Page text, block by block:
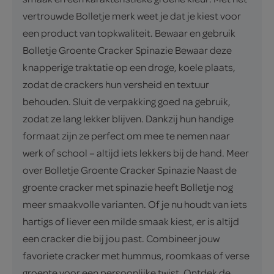
vertrouwde Bolletje merk weet je dat je kiest voor
een product van topkwaliteit. Bewaar en gebruik
Bolletje Groente Cracker Spinazie Bewaar deze
knapperige traktatie op een droge, koele plaats,
zodat de crackers hun versheid en textuur
behouden. Sluit de verpakking goed na gebruik,
zodat ze lang lekker blijven. Dankzij hun handige
formaat zijn ze perfect om mee te nemen naar
werk of school – altijd iets lekkers bij de hand. Meer
over Bolletje Groente Cracker Spinazie Naast de
groente cracker met spinazie heeft Bolletje nog
meer smaakvolle varianten. Of je nu houdt van iets
hartigs of liever een milde smaak kiest, er is altijd
een cracker die bij jou past. Combineer jouw
favoriete cracker met hummus, roomkaas of verse